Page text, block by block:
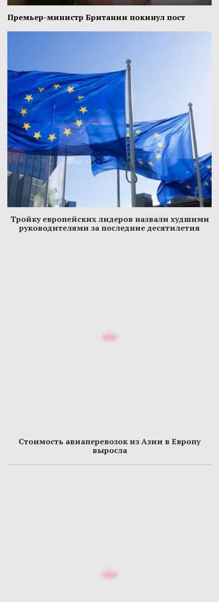
Премьер-министр Британии покинул пост
Тройку европейских лидеров назвали худшими
руководителями за последние десятилетия
Стоимость авиаперевозок из Азии в Европу
выросла